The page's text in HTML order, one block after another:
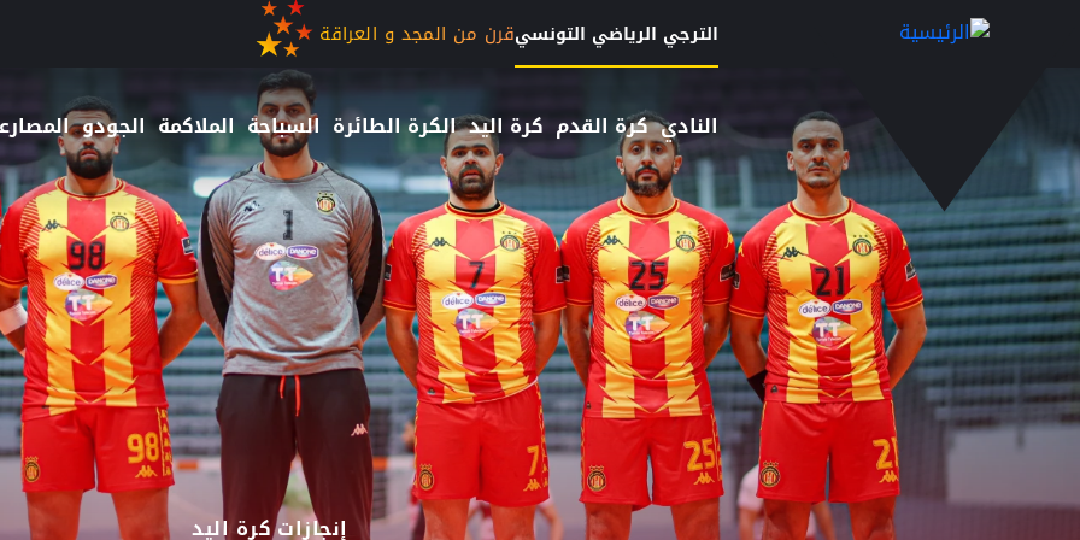
تجاوز إلى المحتوى الرئيسي
الترجي الرياضي التونسيقرن من المجد و العراقة
النادي كرة القدم كرة اليد الكرة الطائرة السباحة الملاكمة الجودو
إنجازات كرة اليد